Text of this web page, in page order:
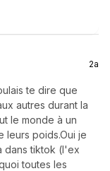
2a
te dire que
autres durant la
le monde à un
leurs poids.Oui je
dans tiktok (l'ex
toutes les